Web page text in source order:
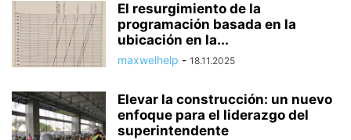
El resurgimiento de la
programación basada en la
ubicación en la...
maxwelhelp - 18.11.2025
Elevar la construcción: un nuevo
enfoque para el liderazgo del
superintendente